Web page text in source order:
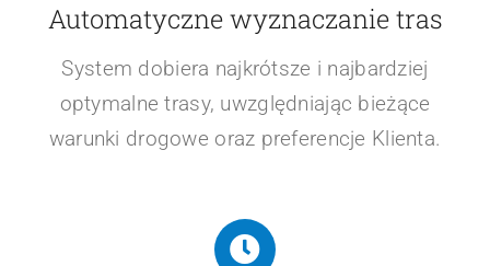
Automatyczne wyznaczanie tras
System dobiera najkrótsze i najbardziej
optymalne trasy, uwzględniając bieżące
warunki drogowe oraz preferencje Klienta.